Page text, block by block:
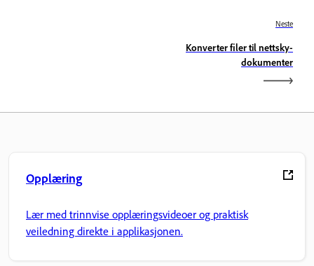
Neste
Konverter filer til nettsky-
dokumenter
Opplæring
Lær med trinnvise opplæringsvideoer og praktisk
veiledning direkte i applikasjonen.